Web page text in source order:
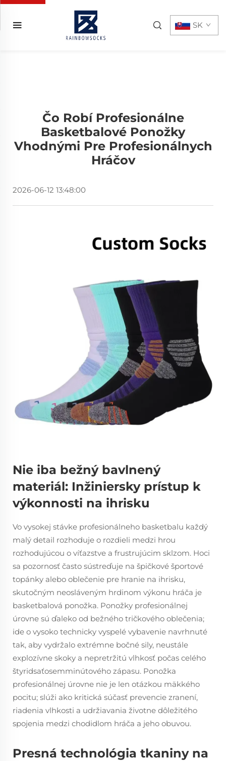
SK
Čo Robí Profesionálne
Basketbalové Ponožky
Vhodnými Pre Profesionálnych
Hráčov
2026-06-12 13:48:00
Nie iba bežný bavlnený
materiál: Inžiniersky prístup k
výkonnosti na ihrisku
Vo vysokej stávke profesionálneho basketbalu každý
malý detail rozhoduje o rozdieli medzi hrou
rozhodujúcou o víťazstve a frustrujúcim sklzom. Hoci
sa pozornosť často sústreďuje na špičkové športové
topánky alebo oblečenie pre hranie na ihrisku,
skutočným neosláveným hrdinom výkonu hráča je
basketbalová ponožka. Ponožky profesionálnej
úrovne sú ďaleko od bežného tričkového oblečenia;
ide o vysoko technicky vyspelé vybavenie navrhnuté
tak, aby vydržalo extrémne bočné sily, neustále
explozívne skoky a nepretržitú vlhkosť počas celého
štyridsaťosemminútového zápasu. Ponožka
profesionálnej úrovne nie je len otázkou mäkkého
pocitu; slúži ako kritická súčasť prevencie zranení,
riadenia vlhkosti a udržiavania životne dôležitého
spojenia medzi chodidlom hráča a jeho obuvou.
Presná technológia tkaniny na